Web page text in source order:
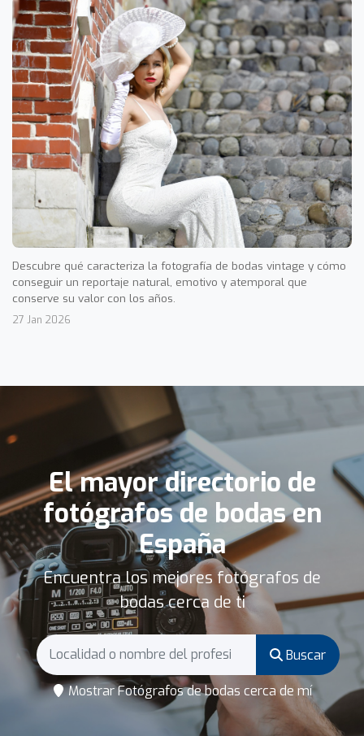
Descubre qué caracteriza la fotografía de bodas vintage y cómo
conseguir un reportaje natural, emotivo y atemporal que
conserve su valor con los años.
27 Jan 2026
El mayor directorio de
fotógrafos de bodas en
España
Encuentra los mejores fotógrafos de
bodas cerca de ti
Buscar
Mostrar Fotógrafos de bodas cerca de mí